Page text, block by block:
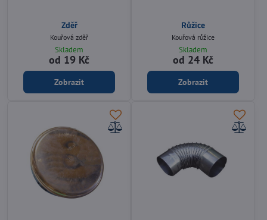
Zděř
Kouřová zděř
Skladem
od 19 Kč
Zobrazit
Růžice
Kouřová růžice
Skladem
od 24 Kč
Zobrazit